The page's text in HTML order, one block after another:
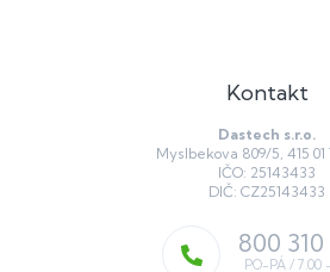
Kontakt
Dastech s.r.o.
Myslbekova 809/5, 415 01
IČO: 25143433
DIČ: CZ25143433
800